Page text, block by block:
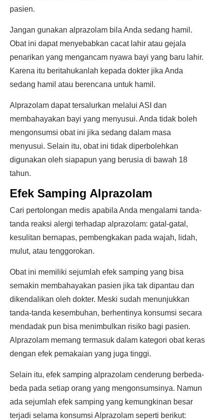
pasien.
Jangan gunakan alprazolam bila Anda sedang hamil.
Obat ini dapat menyebabkan cacat lahir atau gejala
penarikan yang mengancam nyawa bayi yang baru lahir.
Karena itu beritahukanlah kepada dokter jika Anda
sedang hamil atau berencana untuk hamil.
Alprazolam dapat tersalurkan melalui ASI dan
membahayakan bayi yang menyusui. Anda tidak boleh
mengonsumsi obat ini jika sedang dalam masa
menyusui. Selain itu, obat ini tidak diperbolehkan
digunakan oleh siapapun yang berusia di bawah 18
tahun.
Efek Samping Alprazolam
Cari pertolongan medis apabila Anda mengalami tanda-
tanda reaksi alergi terhadap alprazolam: gatal-gatal,
kesulitan bernapas, pembengkakan pada wajah, lidah,
mulut, atau tenggorokan.
Obat ini memiliki sejumlah efek samping yang bisa
semakin membahayakan pasien jika tak dipantau dan
dikendalikan oleh dokter. Meski sudah menunjukkan
tanda-tanda kesembuhan, berhentinya konsumsi secara
mendadak pun bisa menimbulkan risiko bagi pasien.
Alprazolam memang termasuk dalam kategori obat keras
dengan efek pemakaian yang juga tinggi.
Selain itu, efek samping alprazolam cenderung berbeda-
beda pada setiap orang yang mengonsumsinya. Namun
ada sejumlah efek samping yang kemungkinan besar
terjadi selama konsumsi Alprazolam seperti berikut: